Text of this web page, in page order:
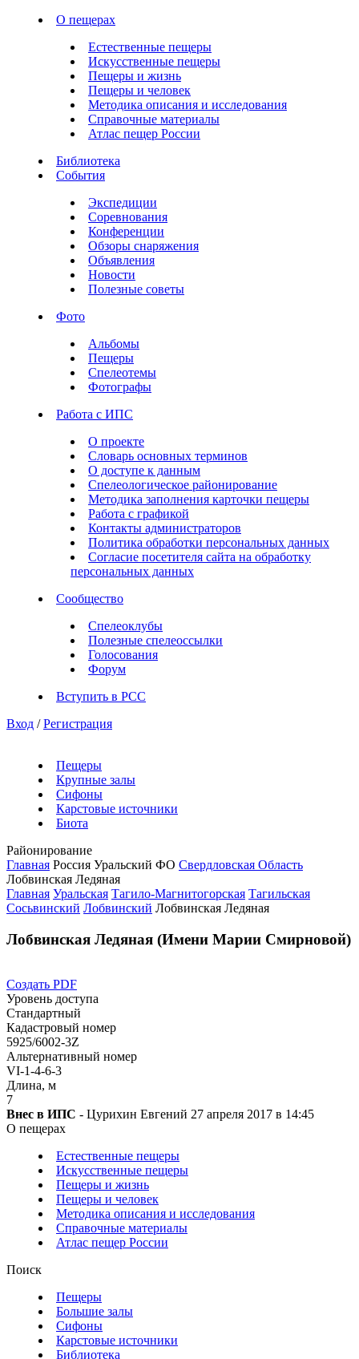
О пещерах
Естественные пещеры
Искусственные пещеры
Пещеры и жизнь
Пещеры и человек
Методика описания и исследования
Справочные материалы
Атлас пещер России
Библиотека
События
Экспедиции
Соревнования
Конференции
Обзоры снаряжения
Объявления
Новости
Полезные советы
Фото
Альбомы
Пещеры
Спелеотемы
Фотографы
Работа с ИПС
О проекте
Словарь основных терминов
О доступе к данным
Спелеологическое районирование
Методика заполнения карточки пещеры
Работа с графикой
Контакты администраторов
Политика обработки персональных данных
Согласие посетителя сайта на обработку
персональных данных
Сообщество
Спелеоклубы
Полезные спелеоссылки
Голосования
Форум
Вступить в РСС
Вход / Регистрация
Пещеры
Крупные залы
Сифоны
Карстовые источники
Биота
Районирование
Главная Россия Уральский ФО Свердловская Область
Лобвинская Ледяная
Главная Уральская Тагило-Магнитогорская Тагильская
Сосьвинский Лобвинский Лобвинская Ледяная
Лобвинская Ледяная (Имени Марии Смирновой)
Создать PDF
Уровень доступа
Стандартный
Кадастровый номер
5925/6002-3Z
Альтернативный номер
VI-1-4-6-3
Длина, м
7
Внес в ИПС - Цурихин Евгений 27 апреля 2017 в 14:45
О пещерах
Естественные пещеры
Искусственные пещеры
Пещеры и жизнь
Пещеры и человек
Методика описания и исследования
Справочные материалы
Атлас пещер России
Поиск
Пещеры
Большие залы
Сифоны
Карстовые источники
Библиотека